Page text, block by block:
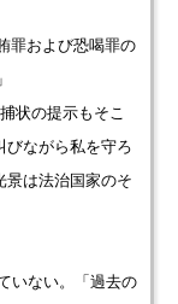
罪および恐喝罪の
状の提示もそこ
びながら私を守ろ
景は法治国家のそ
いない。「過去の